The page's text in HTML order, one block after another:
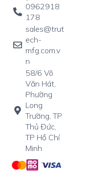
0962918
178
sales@trut
ech-
mfg.com.v
n
58/6 Võ
Văn Hát,
Phường
Long
Trường, TP
Thủ Đức,
TP Hồ Chí
Minh